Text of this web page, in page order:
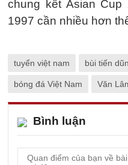
chung kết Asian Cup
1997 cần nhiều hơn
tuyển việt nam bùi tiến
bóng đá Việt Nam Văn
Bình luận